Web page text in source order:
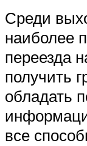
Среди
наиболее
переезда
получить
обладать
все